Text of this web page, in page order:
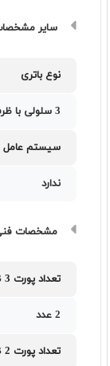
سایر
نوع باتری
3 سلولی با ظرفیت 42 وات ساعت
سیستم عامل
ندارد
مشخصات
تعداد پورت USB 3
2 عدد
تعداد پورت USB 2